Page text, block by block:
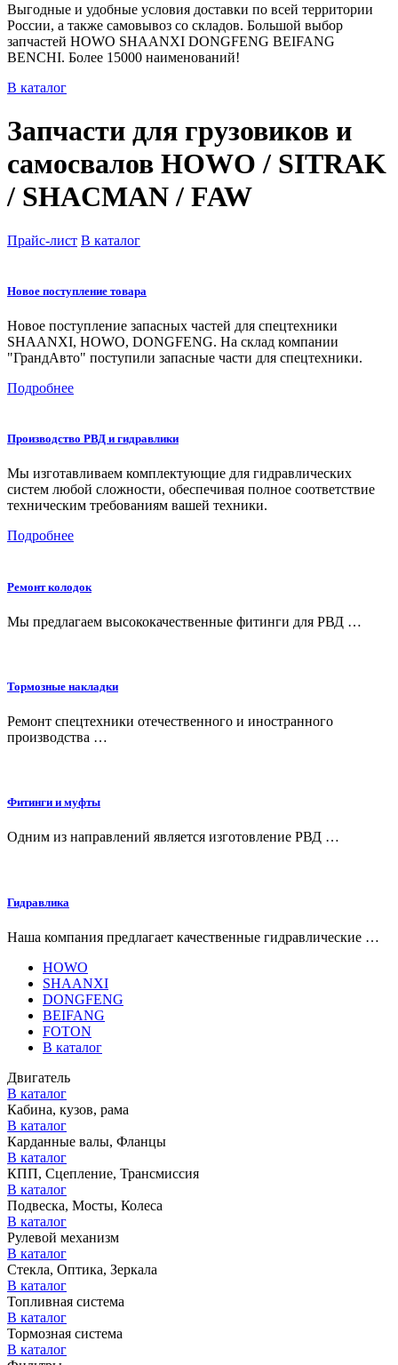
Выгодные и удобные условия доставки по всей территории
России, а также самовывоз со складов. Большой выбор
запчастей HOWO SHAANXI DONGFENG BEIFANG
BENCHI. Более 15000 наименований!
В каталог
Запчасти для грузовиков и
самосвалов HOWO / SITRAK
/ SHACMAN / FAW
Прайс-лист В каталог
Новое поступление товара
Новое поступление запасных частей для спецтехники
SHAANXI, HOWO, DONGFENG. На склад компании
"ГрандАвто" поступили запасные части для спецтехники.
Подробнее
Производство РВД и гидравлики
Мы изготавливаем комплектующие для гидравлических
систем любой сложности, обеспечивая полное соответствие
техническим требованиям вашей техники.
Подробнее
Ремонт колодок
Мы предлагаем высококачественные фитинги для РВД …
Тормозные накладки
Ремонт спецтехники отечественного и иностранного
производства …
Фитинги и муфты
Одним из направлений является изготовление РВД …
Гидравлика
Наша компания предлагает качественные гидравлические …
HOWO
SHAANXI
DONGFENG
BEIFANG
FOTON
В каталог
Двигатель
В каталог
Кабина, кузов, рама
В каталог
Карданные валы, Фланцы
В каталог
КПП, Сцепление, Трансмиссия
В каталог
Подвеска, Мосты, Колеса
В каталог
Рулевой механизм
В каталог
Стекла, Оптика, Зеркала
В каталог
Топливная система
В каталог
Тормозная система
В каталог